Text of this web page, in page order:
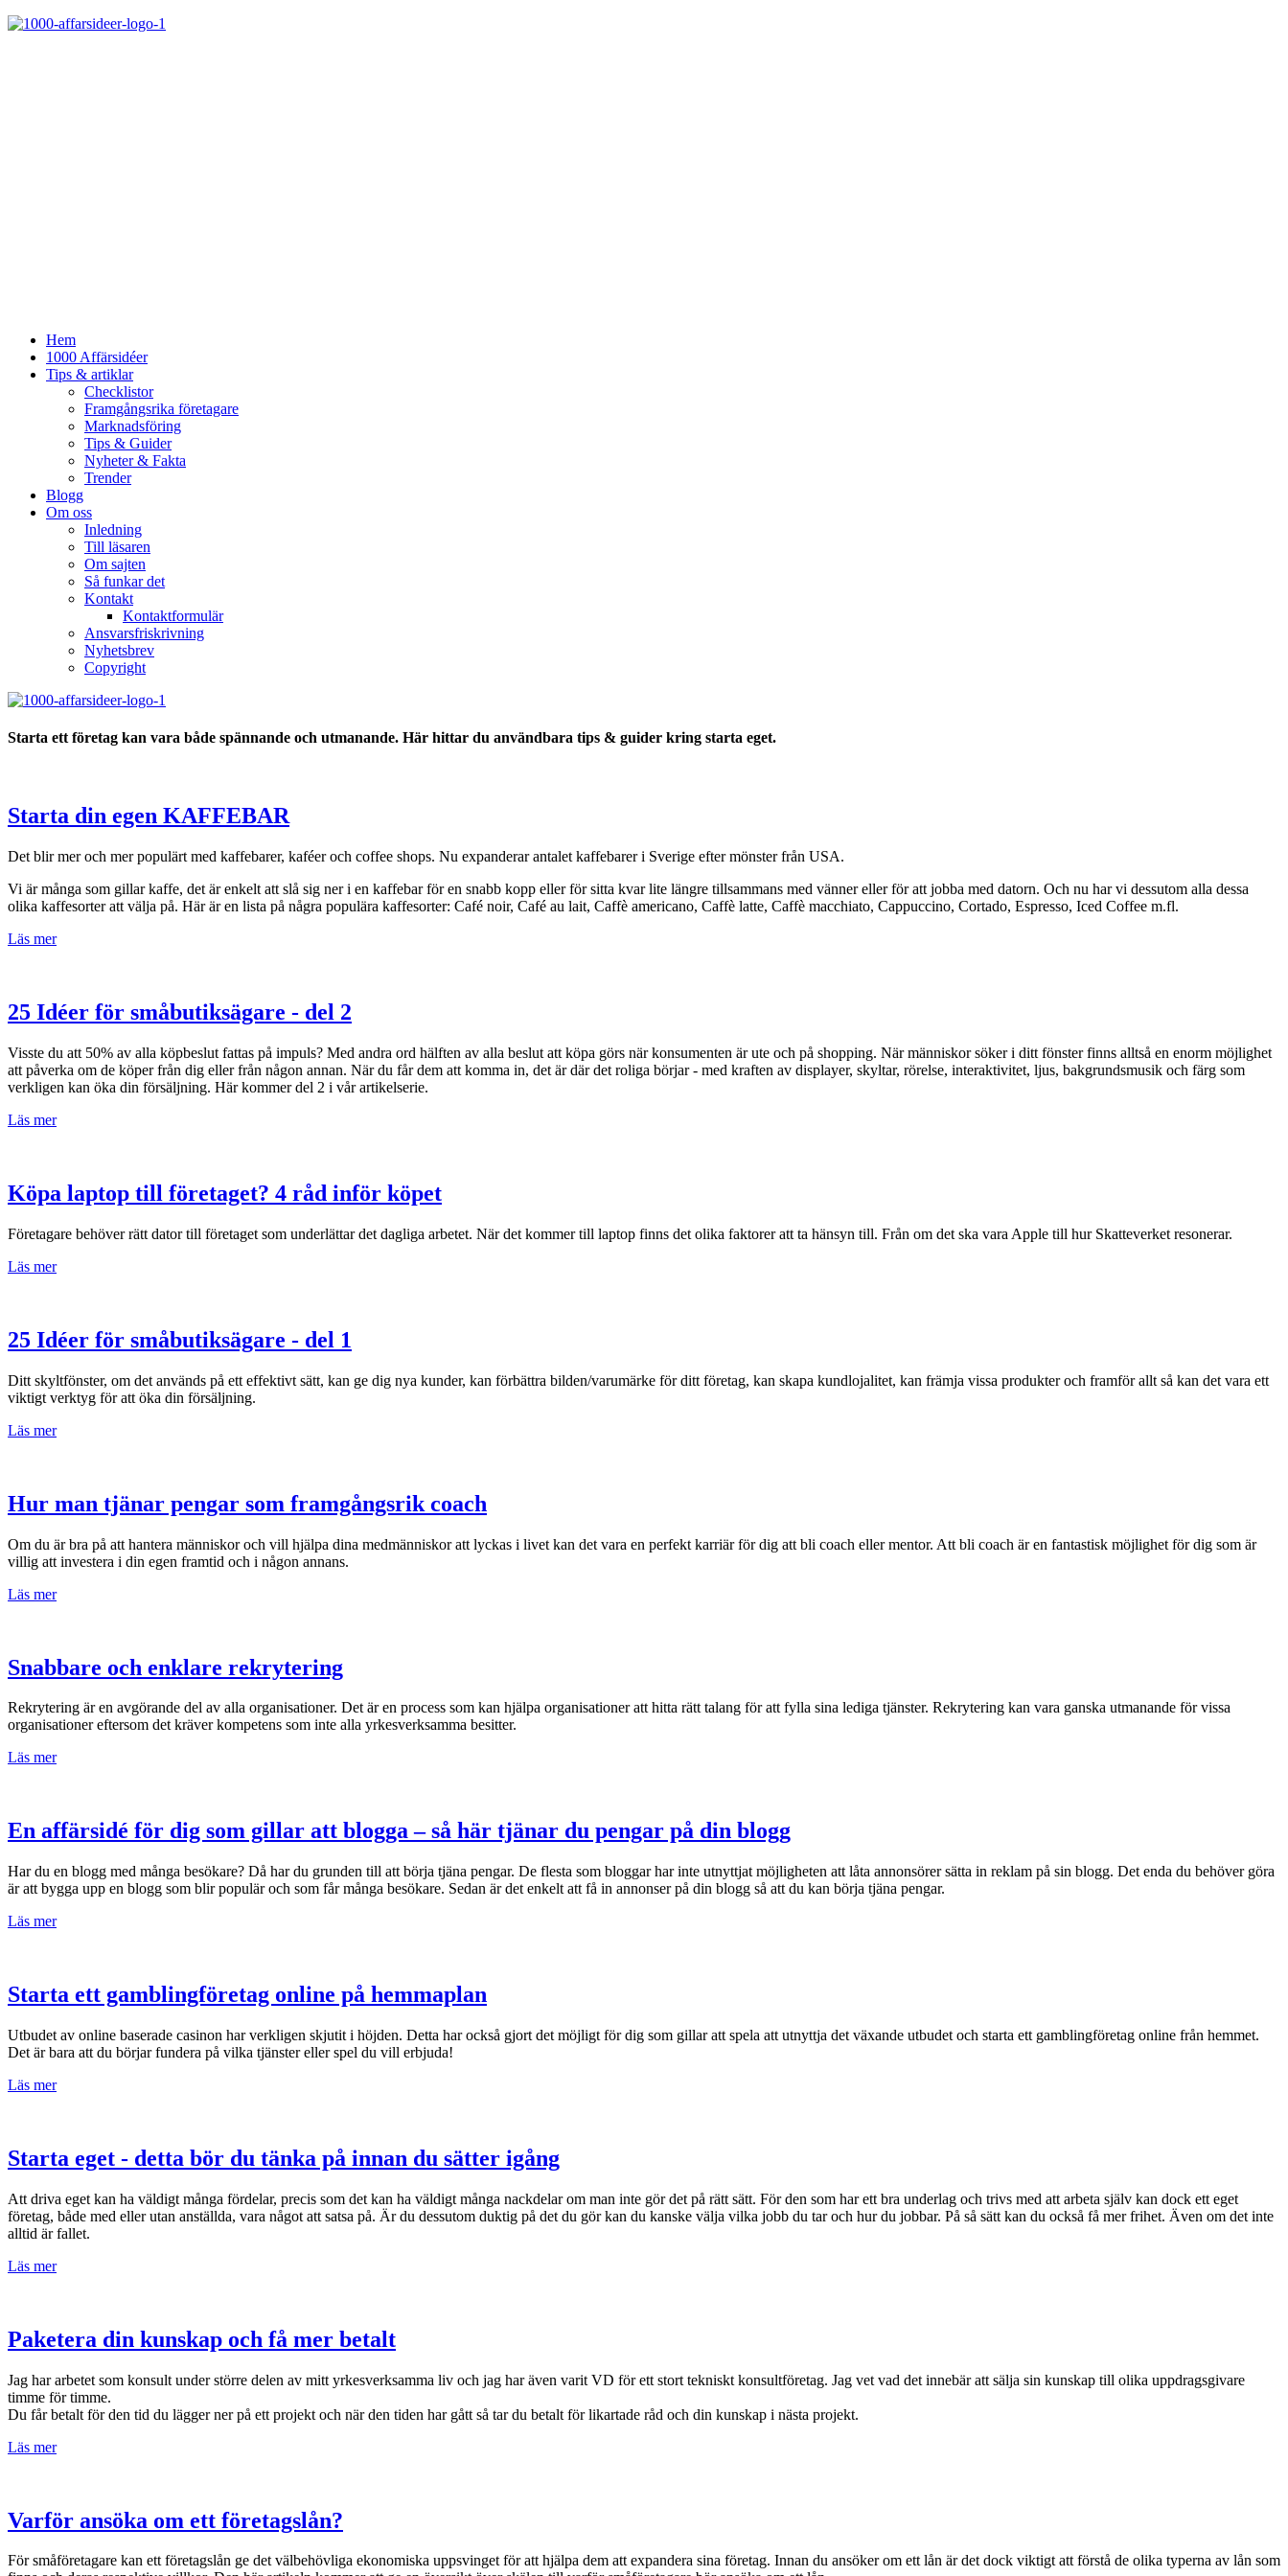
Hem
1000 Affärsidéer
Tips & artiklar
Checklistor
Framgångsrika företagare
Marknadsföring
Tips & Guider
Nyheter & Fakta
Trender
Blogg
Om oss
Inledning
Till läsaren
Om sajten
Så funkar det
Kontakt
Kontaktformulär
Ansvarsfriskrivning
Nyhetsbrev
Copyright
Starta ett företag kan vara både spännande och utmanande. Här hittar du användbara tips & guider kring starta eget.
Starta din egen KAFFEBAR
Det blir mer och mer populärt med kaffebarer, kaféer och coffee shops. Nu expanderar antalet kaffebarer i Sverige efter mönster från USA.
Vi är många som gillar kaffe, det är enkelt att slå sig ner i en kaffebar för en snabb kopp eller för sitta kvar lite längre tillsammans med vänner eller för att jobba med datorn. Och nu har vi dessutom alla dessa
olika kaffesorter att välja på. Här är en lista på några populära kaffesorter: Café noir, Café au lait, Caffè americano, Caffè latte, Caffè macchiato, Cappuccino, Cortado, Espresso, Iced Coffee m.fl.
Läs mer
25 Idéer för småbutiksägare - del 2
Visste du att 50% av alla köpbeslut fattas på impuls? Med andra ord hälften av alla beslut att köpa görs när konsumenten är ute och på shopping. När människor söker i ditt fönster finns alltså en enorm möjlighet
att påverka om de köper från dig eller från någon annan. När du får dem att komma in, det är där det roliga börjar - med kraften av displayer, skyltar, rörelse, interaktivitet, ljus, bakgrundsmusik och färg som
verkligen kan öka din försäljning. Här kommer del 2 i vår artikelserie.
Läs mer
Köpa laptop till företaget? 4 råd inför köpet
Företagare behöver rätt dator till företaget som underlättar det dagliga arbetet. När det kommer till laptop finns det olika faktorer att ta hänsyn till. Från om det ska vara Apple till hur Skatteverket resonerar.
Läs mer
25 Idéer för småbutiksägare - del 1
Ditt skyltfönster, om det används på ett effektivt sätt, kan ge dig nya kunder, kan förbättra bilden/varumärke för ditt företag, kan skapa kundlojalitet, kan främja vissa produkter och framför allt så kan det vara ett
viktigt verktyg för att öka din försäljning.
Läs mer
Hur man tjänar pengar som framgångsrik coach‍
Om du är bra på att hantera människor och vill hjälpa dina medmänniskor att lyckas i livet kan det vara en perfekt karriär för dig att bli coach eller mentor. Att bli coach är en fantastisk möjlighet för dig som är
villig att investera i din egen framtid och i någon annans.
Läs mer
Snabbare och enklare rekrytering
Rekrytering är en avgörande del av alla organisationer. Det är en process som kan hjälpa organisationer att hitta rätt talang för att fylla sina lediga tjänster. Rekrytering kan vara ganska utmanande för vissa
organisationer eftersom det kräver kompetens som inte alla yrkesverksamma besitter.
Läs mer
En affärsidé för dig som gillar att blogga – så här tjänar du pengar på din blogg
Har du en blogg med många besökare? Då har du grunden till att börja tjäna pengar. De flesta som bloggar har inte utnyttjat möjligheten att låta annonsörer sätta in reklam på sin blogg. Det enda du behöver göra
är att bygga upp en blogg som blir populär och som får många besökare. Sedan är det enkelt att få in annonser på din blogg så att du kan börja tjäna pengar.
Läs mer
Starta ett gamblingföretag online på hemmaplan
Utbudet av online baserade casinon har verkligen skjutit i höjden. Detta har också gjort det möjligt för dig som gillar att spela att utnyttja det växande utbudet och starta ett gamblingföretag online från hemmet.
Det är bara att du börjar fundera på vilka tjänster eller spel du vill erbjuda!
Läs mer
Starta eget - detta bör du tänka på innan du sätter igång
Att driva eget kan ha väldigt många fördelar, precis som det kan ha väldigt många nackdelar om man inte gör det på rätt sätt. För den som har ett bra underlag och trivs med att arbeta själv kan dock ett eget
företag, både med eller utan anställda, vara något att satsa på. Är du dessutom duktig på det du gör kan du kanske välja vilka jobb du tar och hur du jobbar. På så sätt kan du också få mer frihet. Även om det inte
alltid är fallet.
Läs mer
Paketera din kunskap och få mer betalt
Jag har arbetet som konsult under större delen av mitt yrkesverksamma liv och jag har även varit VD för ett stort tekniskt konsultföretag. Jag vet vad det innebär att sälja sin kunskap till olika uppdragsgivare
timme för timme.
Du får betalt för den tid du lägger ner på ett projekt och när den tiden har gått så tar du betalt för likartade råd och din kunskap i nästa projekt.
Läs mer
Varför ansöka om ett företagslån?
För småföretagare kan ett företagslån ge det välbehövliga ekonomiska uppsvinget för att hjälpa dem att expandera sina företag. Innan du ansöker om ett lån är det dock viktigt att förstå de olika typerna av lån som